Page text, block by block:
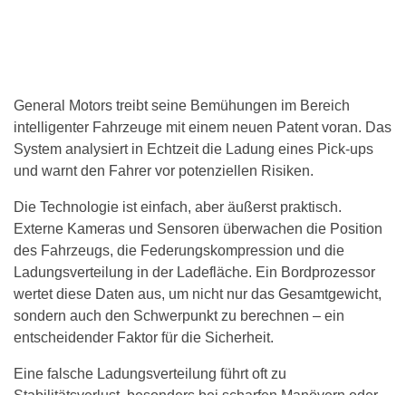
General Motors treibt seine Bemühungen im Bereich
intelligenter Fahrzeuge mit einem neuen Patent voran. Das
System analysiert in Echtzeit die Ladung eines Pick-ups
und warnt den Fahrer vor potenziellen Risiken.
Die Technologie ist einfach, aber äußerst praktisch.
Externe Kameras und Sensoren überwachen die Position
des Fahrzeugs, die Federungskompression und die
Ladungsverteilung in der Ladefläche. Ein Bordprozessor
wertet diese Daten aus, um nicht nur das Gesamtgewicht,
sondern auch den Schwerpunkt zu berechnen – ein
entscheidender Faktor für die Sicherheit.
Eine falsche Ladungsverteilung führt oft zu